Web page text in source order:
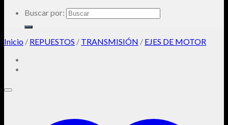
Buscar por:
Inicio / REPUESTOS / TRANSMISIÓN / EJES DE MOTOR